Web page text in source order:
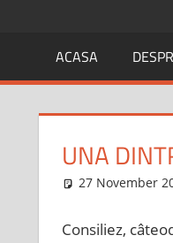
ACASA
UNA
27 November
Consiliez,